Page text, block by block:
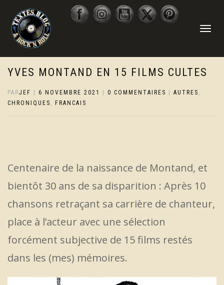
DÉPLIER
YVES MONTAND EN 15 FILMS CULTES
PARJEF 6 NOVEMBRE 2021 0 COMMENTAIRES AUTRES ,
CHRONIQUES , FRANCAIS
Centenaire de la naissance de Montand, et
bientôt 30 ans de sa disparition : Après 10
chansons retraçant sa carrière de chanteur,
place à l’acteur avec une sélection
forcément subjective de 15 films restés
dans les (mes) mémoires.